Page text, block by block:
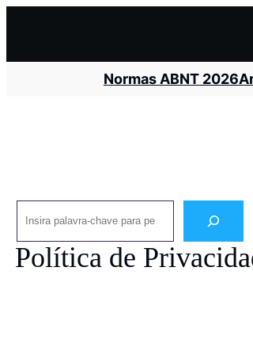
Normas ABNT 2026
Pesquisar
Política de